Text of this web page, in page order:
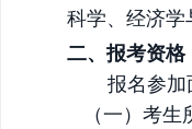
科学、经济
二、报考资格
报名参加
（一）考